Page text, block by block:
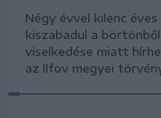
Négy évvel kilenc
kiszabadul a
viselkedése miatt
az Ilfov megyei